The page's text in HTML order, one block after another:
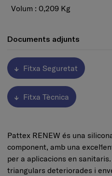
Volum : 0,209 Kg
Pattex RENEW és una
component, amb una
per a aplicacions en
triangulars deteriorades i
Documents adjunts
Fitxa Seguretat
Fitxa Tècnica